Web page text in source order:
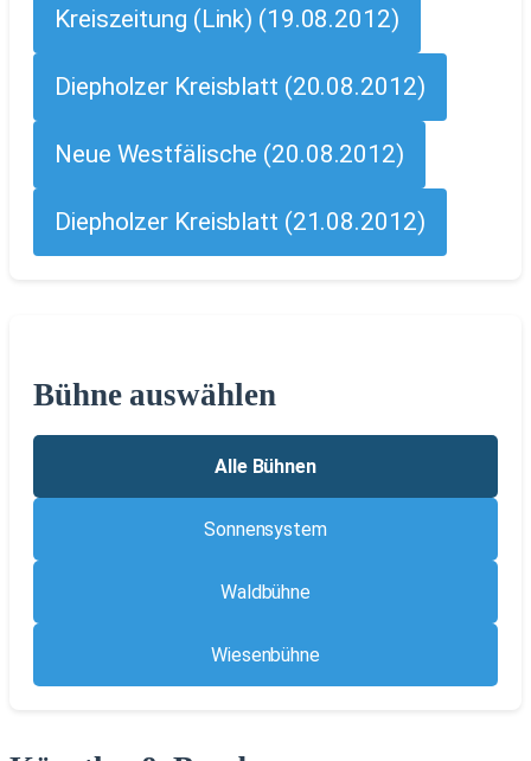
Kreiszeitung (Link) (19.08.2012)
Diepholzer Kreisblatt (20.08.2012)
Neue Westfälische (20.08.2012)
Diepholzer Kreisblatt (21.08.2012)
Bühne auswählen
Alle Bühnen
Sonnensystem
Waldbühne
Wiesenbühne